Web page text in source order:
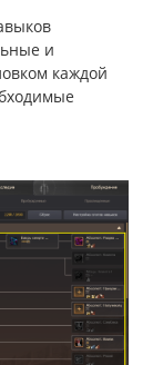
и
каждой